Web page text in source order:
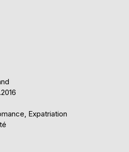
Expatriation